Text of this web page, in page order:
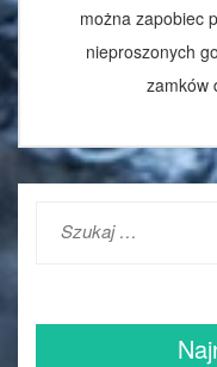
można zapobiec
nieproszonych
zamków